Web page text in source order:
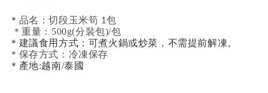
＊ 品名：切段玉米筍 1包
＊重量：500g(分裝包)/包
＊建議食用方式：可煮火鍋或炒菜，不需提前解凍。
＊保存方式：冷凍保存
＊產地:越南/泰國